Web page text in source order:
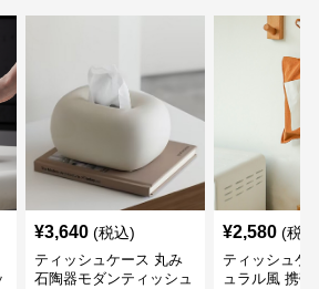
¥3,640 (税込)
ティッシュケース 丸み
石陶器モダンティッシュ
¥2,580 (税
ティッシュケ
ュラル風 携帯